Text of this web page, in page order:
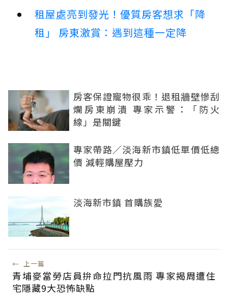
租屋處亮到發光！優質房客想求「降
租」 房東激賞：遇到這種一定降
房客保證寵物很乖！退租牆壁慘刮
爛房東崩潰 專家示警：「防火
線」是關鍵
專家帶路／淡海新市鎮低單價低總
價 減輕購屋壓力
淡海新市鎮 首購族愛
← 上一篇
青埔麥當勞店員拚命拉門抗風雨 專家揭周遭住
宅隱藏9大恐怖缺點